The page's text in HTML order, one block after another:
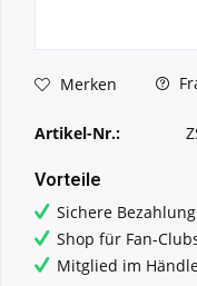
Merken
Artikel-Nr.:
Vorteile
Sichere
Shop für Fan-
Mitglied im